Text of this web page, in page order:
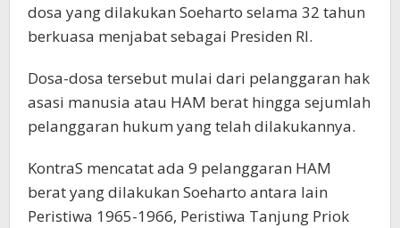
dosa yang dilakukan Soeharto selama 32 tahun
berkuasa menjabat sebagai Presiden RI.
Dosa-dosa tersebut mulai dari pelanggaran hak
asasi manusia atau HAM berat hingga sejumlah
pelanggaran hukum yang telah dilakukannya.
KontraS mencatat ada 9 pelanggaran HAM
berat yang dilakukan Soeharto antara lain
Peristiwa 1965-1966, Peristiwa Tanjung Priok